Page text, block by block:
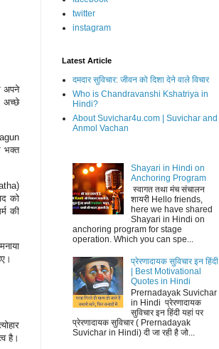
अपने
अच्छे
भक्त
को
की
है।
twitter
instagram
Latest Article
दमदार सुविचार: जीवन को दिशा देने वाले विचार
Who is Chandravanshi Kshatriya in
Hindi?
About Suvichar4u.com | Suvichar and
Anmol Vachan
Shayari in Hindi on
Anchoring Program
स्वागत तथा मंच संचालन
शायरी Hello friends,
here we have shared
Shayari in Hindi on
anchoring program for stage
operation. Which you can spe...
प्रेरणादायक सुविचार इन हिंदी
| Best Motivational
Quotes in Hindi
Prernadayak Suvichar
in Hindi प्रेरणादायक
सुविचार इन हिंदी यहां पर
प्रेरणादायक सुविचार ( Prernadayak
Suvichar in Hindi) दी जा रही है जो...